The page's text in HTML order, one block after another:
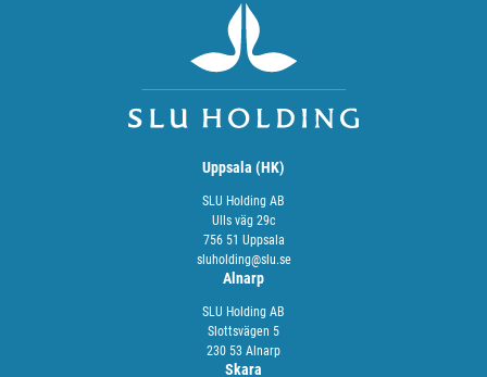
Uppsala (HK)
SLU Holding AB
Ulls väg 29c
756 51 Uppsala
sluholding@slu.se
Alnarp
SLU Holding AB
Slottsvägen 5
230 53 Alnarp
Skara